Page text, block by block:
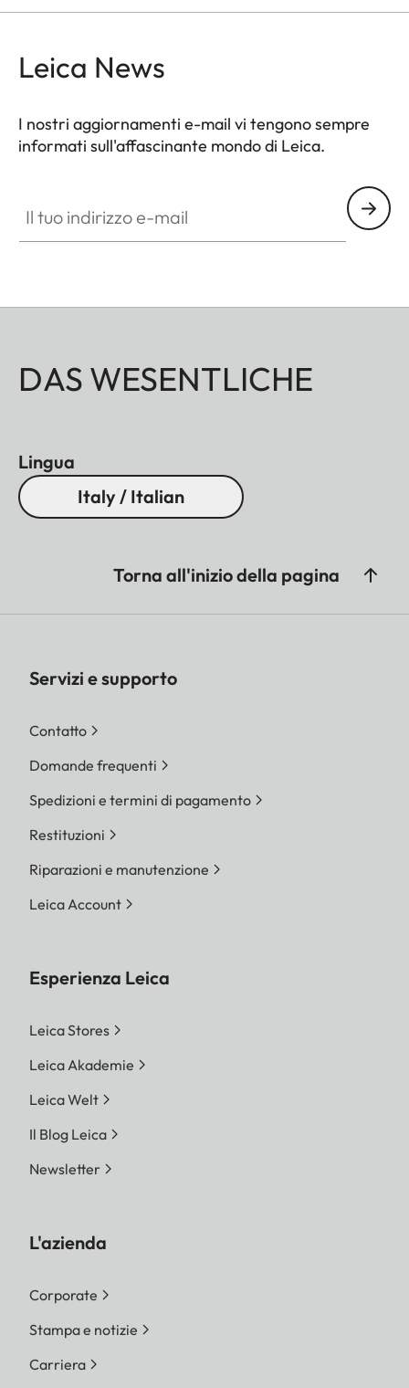
Leica News
I nostri aggiornamenti e-mail vi tengono sempre
informati sull'affascinante mondo di Leica.
DAS WESENTLICHE
Lingua
Italy / Italian
Torna all'inizio della pagina
Servizi e supporto
Contatto
Domande frequenti
Spedizioni e termini di pagamento
Restituzioni
Riparazioni e manutenzione
Leica Account
Esperienza Leica
Leica Stores
Leica Akademie
Leica Welt
Il Blog Leica
Newsletter
L'azienda
Corporate
Stampa e notizie
Carriera